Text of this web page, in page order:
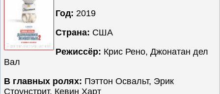
Русские
фильмы
Семейные
Сериалы
Спорт
Триллеры
Год: 2019
Страна: США
Режиссёр: Крис Рено, Джонатан дел
Вал
В главных ролях: Пэттон Освальт, Эрик
Стоунстрит, Кевин Харт